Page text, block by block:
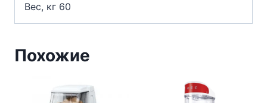
Вес, кг 60
Похожие